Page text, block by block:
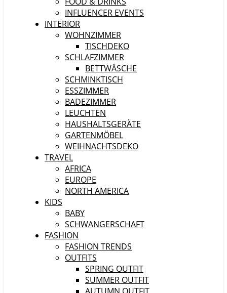
INFLUENCER EVENTS
INTERIOR
WOHNZIMMER
TISCHDEKO
SCHLAFZIMMER
BETTWÄSCHE
SCHMINKTISCH
ESSZIMMER
BADEZIMMER
LEUCHTEN
HAUSHALTSGERÄTE
GARTENMÖBEL
WEIHNACHTSDEKO
TRAVEL
AFRICA
EUROPE
NORTH AMERICA
KIDS
BABY
SCHWANGERSCHAFT
FASHION
FASHION TRENDS
OUTFITS
SPRING OUTFIT
SUMMER OUTFIT